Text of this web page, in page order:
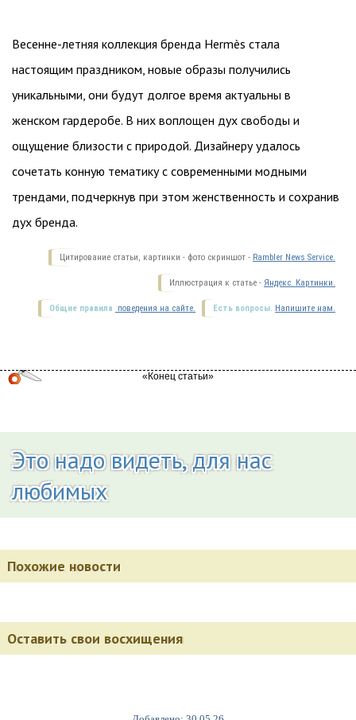
Весенне-летняя коллекция бренда Hermès стала
настоящим праздником, новые образы получились
уникальными, они будут долгое время актуальны в
женском гардеробе. В них воплощен дух свободы и
ощущение близости с природой. Дизайнеру удалось
сочетать конную тематику с современными модными
трендами, подчеркнув при этом женственность и сохранив
дух бренда.
Цитирование статьи, картинки - фото скриншот - Rambler News Service.
Иллюстрация к статье - Яндекс. Картинки.
Есть вопросы. Напишите нам.
Общие правила поведения на сайте.
Это надо видеть, для нас
любимых
Похожие новости
Оставить свои восхищения